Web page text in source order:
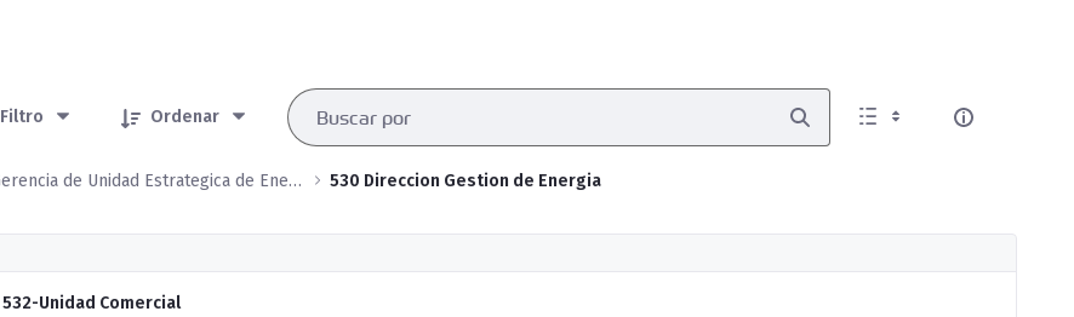
Filtro
Ordenar
500 Gerencia de Unidad Estrategica de Energia 530 Direccion Gestion de Energia
532-Unidad Comercial